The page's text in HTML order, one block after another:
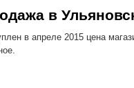
в
в апреле 2015 цена